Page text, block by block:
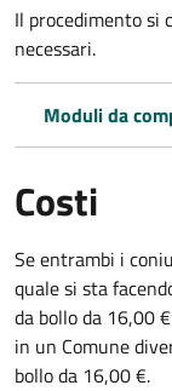
Il procedimento si
necessari.
Moduli da
Costi
Se entrambi i
quale si sta
da bollo da 16,00
in un Comune
bollo da 16,00 €.